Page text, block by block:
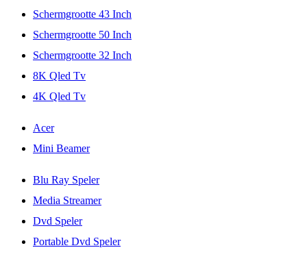
Schermgrootte 43 Inch
Schermgrootte 50 Inch
Schermgrootte 32 Inch
8K Qled Tv
4K Qled Tv
Acer
Mini Beamer
Blu Ray Speler
Media Streamer
Dvd Speler
Portable Dvd Speler